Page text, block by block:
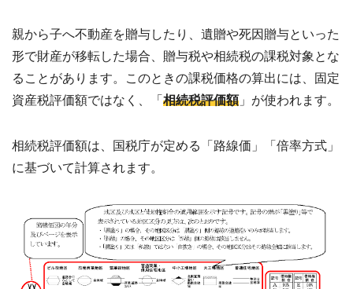
親から子へ不動産を贈与したり、遺贈や死因贈与といった
形で財産が移転した場合、贈与税や相続税の課税対象とな
ることがあります。このときの課税価格の算出には、固定
資産税評価額ではなく、「 相続税評価額」が使われます。
相続税評価額は、国税庁が定める「路線価」「倍率方式」
に基づいて計算されます。